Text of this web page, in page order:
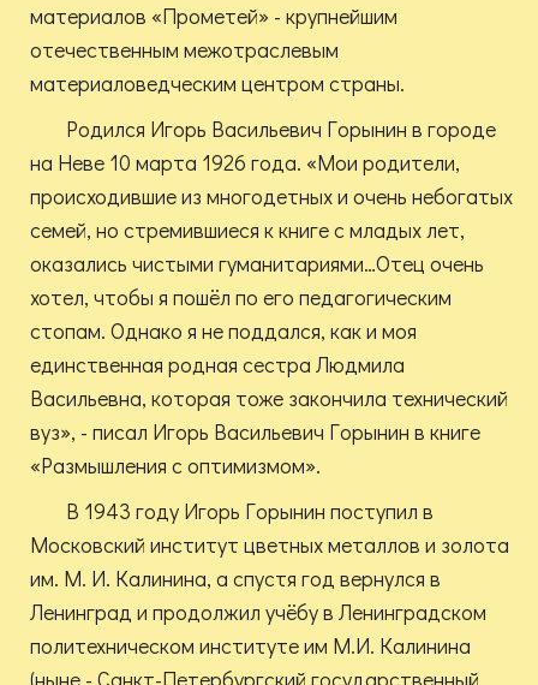
материалов «Прометей» - крупнейшим
отечественным межотраслевым
материаловедческим центром страны.
Родился Игорь Васильевич Горынин в городе
на Неве 10 марта 1926 года. «Мои родители,
происходившие из многодетных и очень небогатых
семей, но стремившиеся к книге с младых лет,
оказались чистыми гуманитариями…Отец очень
хотел, чтобы я пошёл по его педагогическим
стопам. Однако я не поддался, как и моя
единственная родная сестра Людмила
Васильевна, которая тоже закончила технический
вуз», - писал Игорь Васильевич Горынин в книге
«Размышления с оптимизмом».
В 1943 году Игорь Горынин поступил в
Московский институт цветных металлов и золота
им. М. И. Калинина, а спустя год вернулся в
Ленинград и продолжил учёбу в Ленинградском
политехническом институте им М.И. Калинина